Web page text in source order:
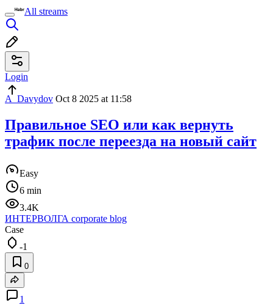
All streams
Login
A_Davydov Oct 8 2025 at 11:58
Правильное SEO или как вернуть
трафик после переезда на новый сайт
Easy
6 min
3.4K
ИНТЕРВОЛГА corporate blog
Case
-1
0
1